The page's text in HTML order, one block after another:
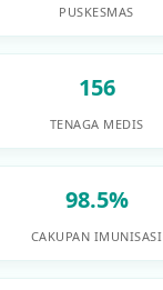
PUSKESMAS
156
TENAGA MEDIS
98.5%
CAKUPAN IMUNISASI